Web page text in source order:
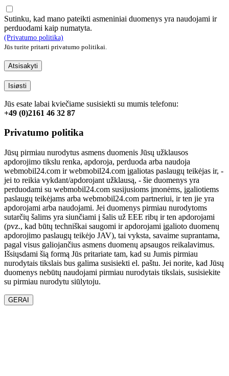
Sutinku, kad mano pateikti asmeniniai duomenys yra naudojami ir
perduodami kaip numatyta.
(Privatumo politika)
Jūs turite pritarti privatumo politikai.
Atsisakyti
Isiøsti
Jūs esate labai kviečiame susisiekti su mumis telefonu:
+49 (0)2161 46 32 87
Privatumo politika
Jūsų pirmiau nurodytus asmens duomenis Jūsų užklausos
apdorojimo tikslu renka, apdoroja, perduoda arba naudoja
webmobil24.com ir webmobil24.com įgaliotas paslaugų teikėjas ir, -
jei to reikia vykdant/apdorojant užklausą, - šie duomenys yra
perduodami su webmobil24.com susijusioms įmonėms, įgaliotiems
paslaugų teikėjams arba webmobil24.com partneriui, ir ten jie yra
apdorojami arba naudojami. Jei duomenys pirmiau nurodytoms
sutarčių šalims yra siunčiami į šalis už EEE ribų ir ten apdorojami
(pvz., kad būtų techniškai saugomi ir apdorojami įgalioto duomenų
apdorojimo paslaugų teikėjo JAV), tai vyksta, savaime suprantama,
pagal visus galiojančius asmens duomenų apsaugos reikalavimus.
Išsiųsdami šią formą Jūs pritariate tam, kad su Jumis pirmiau
nurodytais tikslais bus galima susisiekti el. paštu. Jei norite, kad Jūsų
duomenys nebūtų naudojami pirmiau nurodytais tikslais, susisiekite
su pirmiau nurodytu siūlytoju.
GERAI